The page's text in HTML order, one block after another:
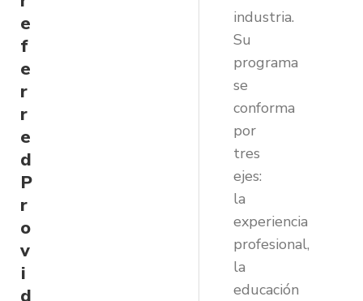
e
f
e
r
r
e
d
P
r
o
v
i
d
industria.
Su
programa
se
conforma
por
tres
ejes:
la
experiencia
profesional,
la
educación